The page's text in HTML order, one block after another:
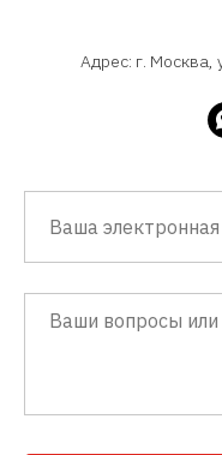
Адрес: г. Москва,